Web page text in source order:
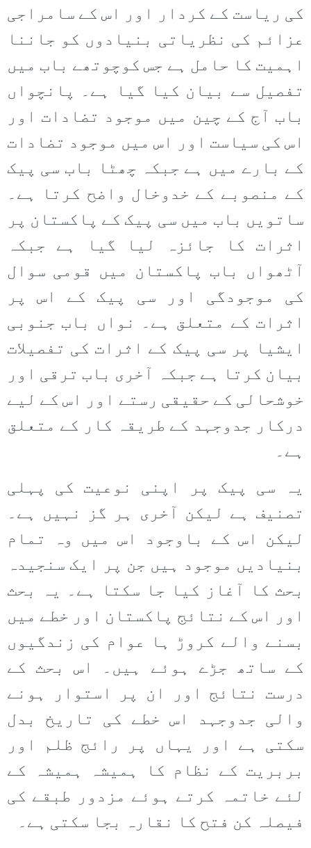
کی ریاست کے کردار اور اس کے سامراجی
عزائم کی نظریاتی بنیادوں کو جاننا
اہمیت کا حامل ہے جس کوچوتھے باب میں
تفصیل سے بیان کیا گیا ہے۔ پانچواں
باب آج کے چین میں موجود تضادات اور
اس کی سیاست اور اس میں موجود تضادات
کے بارے میں ہے جبکہ چھٹا باب سی پیک
کے منصوبے کے خدوخال واضح کرتا ہے۔
ساتویں باب میں سی پیک کے پاکستان پر
اثرات کا جائزہ لیا گیا ہے جبکہ
آٹھواں باب پاکستان میں قومی سوال
کی موجودگی اور سی پیک کے اس پر
اثرات کے متعلق ہے۔ نواں باب جنوبی
ایشیا پر سی پیک کے اثرات کی تفصیلات
بیان کرتا ہے جبکہ آخری باب ترقی اور
خوشحالی کے حقیقی رستے اور اس کے لیے
درکار جدوجہد کے طریقہ کار کے متعلق
ہے۔
یہ سی پیک پر اپنی نوعیت کی پہلی
تصنیف ہے لیکن آخری ہر گز نہیں ہے۔
لیکن اس کے باوجود اس میں وہ تمام
بنیادیں موجود ہیں جن پر ایک سنجیدہ
بحث کا آغاز کیا جا سکتا ہے۔ یہ بحث
اور اس کے نتائج پاکستان اور خطے میں
بسنے والے کروڑ ہا عوام کی زندگیوں
کے ساتھ جڑے ہوئے ہیں۔ اس بحث کے
درست نتائج اور ان پر استوار ہونے
والی جدوجہد اس خطے کی تاریخ بدل
سکتی ہے اور یہاں پر رائج ظلم اور
بربریت کے نظام کا ہمیشہ ہمیشہ کے
لئے خاتمہ کرتے ہوئے مزدور طبقے کی
فیصلہ کن فتح کا نقارہ بجا سکتی ہے۔